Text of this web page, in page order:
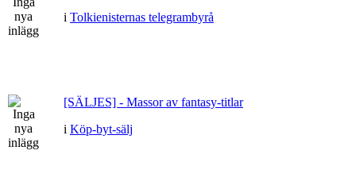
i Tolkienisternas telegrambyrå
[SÄLJES] - Massor av fantasy-titlar
i Köp-byt-sälj